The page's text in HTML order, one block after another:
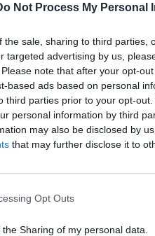
Not Process My Personal
the sale, sharing to third parties,
targeted advertising by us,
note that after your opt-
based ads based on personal
third parties prior to your opt-
personal information by third
may also be disclosed by
that may further disclose it to
Opt Outs
Sharing of my personal data.